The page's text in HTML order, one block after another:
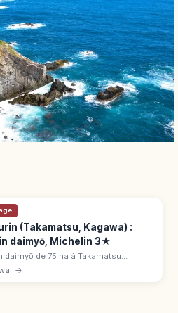
(Takamatsu, Kagawa) :
daimyō, Michelin 3★
daimyō de 75 ha à Takamatsu
6 étangs et 13 collines, mont
en fond. Barque Senshūmaru 30 min,
→